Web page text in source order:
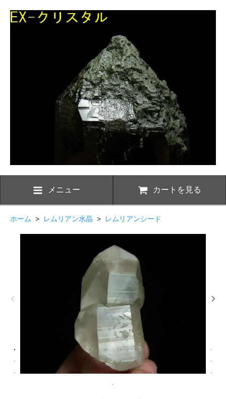
メニュー カートを見る
ホーム > レムリアン水晶 > レムリアンシード